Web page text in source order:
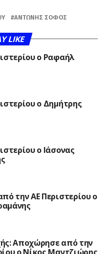
ΑΝΤΏΝΗΣ ΣΟΦΌΣ
LIKE
ο Ραφαήλ
ο Δημήτρης
ο Ιάσονας
την ΑΕ Περιστερίου ο
Αποχώρησε από την